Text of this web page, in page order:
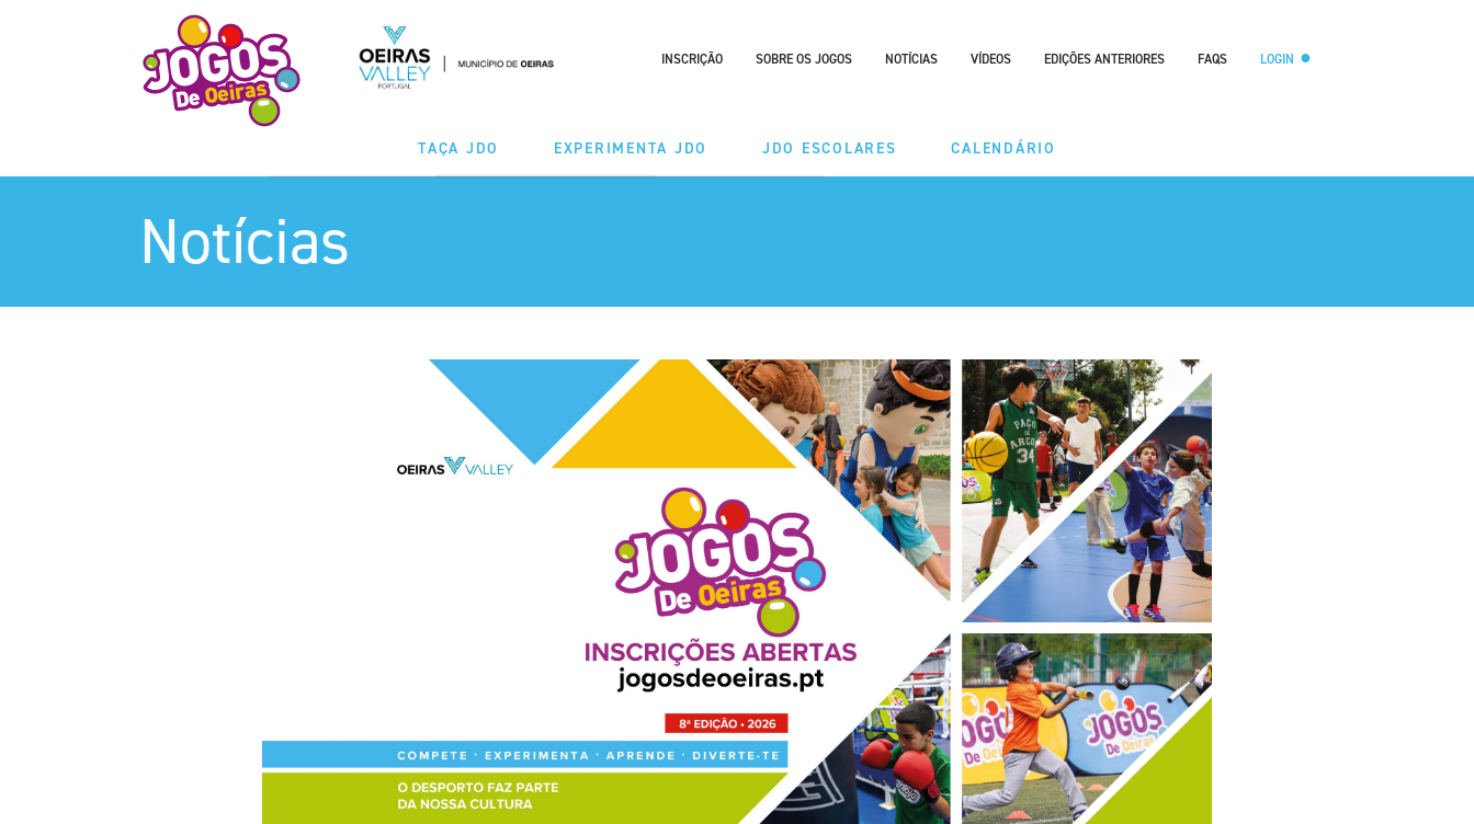
INSCRIÇÃO SOBRE OS JOGOS NOTÍCIAS VÍDEOS EDIÇÕES ANTERIORES FAQS LOGIN
TAÇA JDO EXPERIMENTA JDO JDO ESCOLARES CALENDÁRIO
Notícias